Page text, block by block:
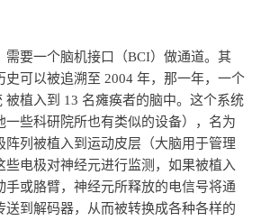
需要一个脑机接口（BCI）做通道。其
史可以被追溯至 2004 年，那一年，一个
被植入到 13 名瘫痪者的脑中。这个系统
一些科研院所也有类似的设备），名为
阵列被植入到运动皮层（大脑用于管理
些电极对神经元进行监测，如果被植入
手或胳臂，神经元所释放的电信号将通
送到解码器，从而被转换成各种各样的